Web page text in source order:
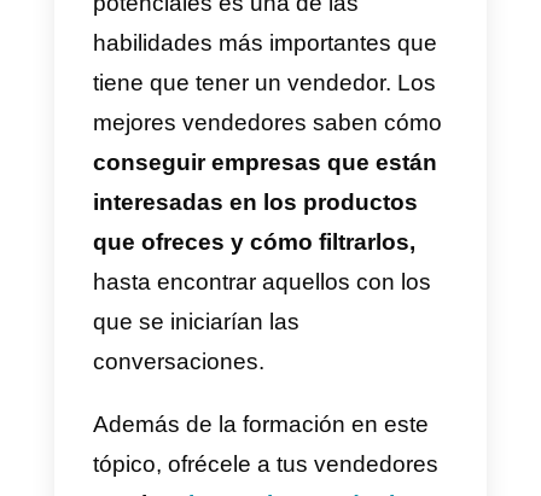
cliente, pero esto no siempre es
posible. La velocidad para
encontrar información fidedigna y
procesarla será clave.
10) Análisis de la competencia
Es imperante tener información
competidoras;todo cambia muy
rápido, así que debe haber una